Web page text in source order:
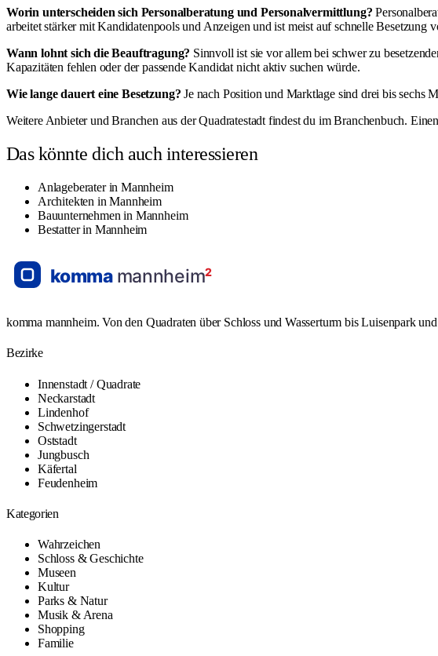
Worin unterscheiden sich Personalberatung und Personalvermittlung?
arbeitet stärker mit Kandidatenpools und Anzeigen und ist meist auf schnelle Besetzung
Wann lohnt sich die Beauftragung? Sinnvoll ist sie vor allem bei schwer zu
Kapazitäten fehlen oder der passende Kandidat nicht aktiv suchen würde.
Wie lange dauert eine Besetzung? Je nach Position und Marktlage sind drei bis sechs
Weitere Anbieter und Branchen aus der Quadratestadt findest du imBranchenbuch.
Das könnte dich auch interessieren
Anlageberater in Mannheim
Architekten in Mannheim
Bauunternehmen in Mannheim
Bestatter in Mannheim
komma mannheim. Von den Quadraten über Schloss und Wasserturm bis Luisenpark
Bezirke
Innenstadt / Quadrate
Neckarstadt
Lindenhof
Schwetzingerstadt
Oststadt
Jungbusch
Käfertal
Feudenheim
Kategorien
Wahrzeichen
Schloss & Geschichte
Museen
Kultur
Parks & Natur
Musik & Arena
Shopping
Familie